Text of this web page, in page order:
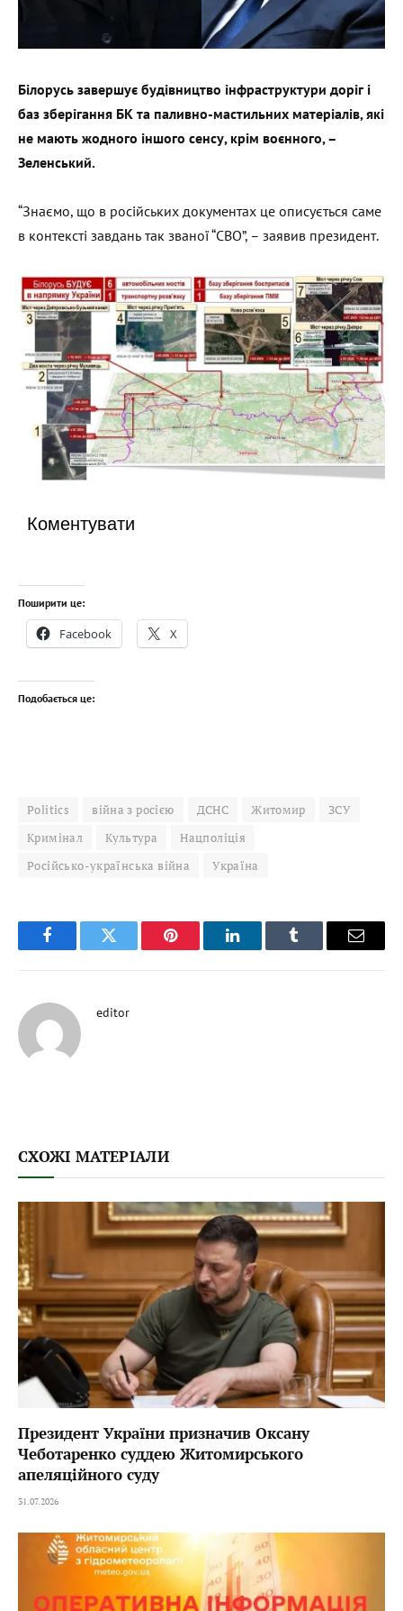
Білорусь завершує будівництво інфраструктури доріг і
баз зберігання БК та паливно-мастильних матеріалів, які
не мають жодного іншого сенсу, крім воєнного, –
Зеленський.
“Знаємо, що в російських документах це описується саме
в контексті завдань так званої “СВО”, – заявив президент.
Коментувати
Поширити це:
Facebook X
Подобається це:
Politics війна з росією ДСНС Житомир
ЗСУ
Кримінал
Культура
Нацполіція
Російсько-українська війна
Україна
FacebookTwitter Pinterest LinkedInTumblr Email
editor
СХОЖІ МАТЕРІАЛИ
Президент України призначив Оксану
Чеботаренко суддею Житомирського
апеляційного суду
31.07.2026